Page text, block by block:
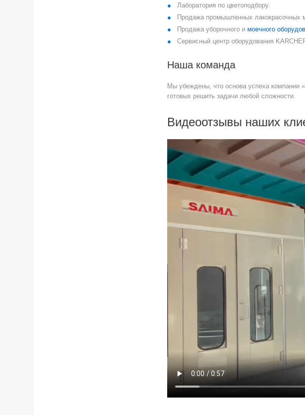
Лаборатория по цветоподбору.
Продажа промышленных лакокрасочных
Продажа уборочного и моечного
Сервисный центр оборудования
Наша команда
Мы убеждены, что основа успеха компании
готовых решить задачи любой сложности.
Видеоотзывы наших